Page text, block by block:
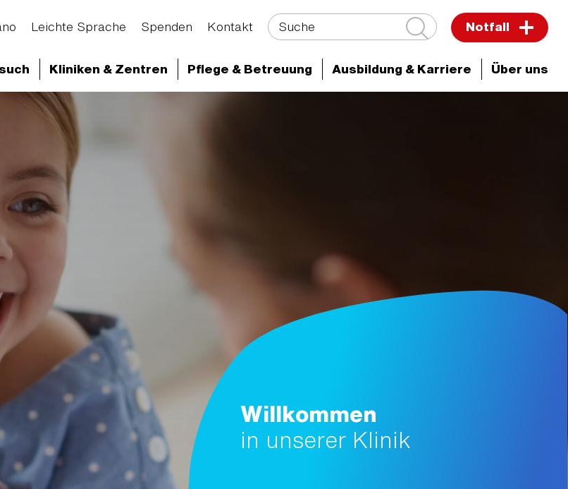
Leichte Sprache Spenden Kontakt Suche Notfall
Kliniken & Zentren Pflege & Betreuung Ausbildung & Karriere Über uns
Klinikum Frankfurt Höchst
Willkommen
in unserer Klinik